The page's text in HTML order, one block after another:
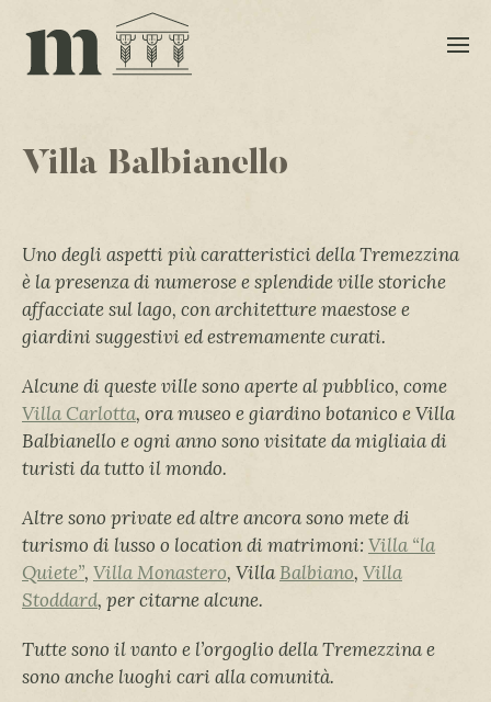
Villa Balbianello
Uno degli aspetti più caratteristici della Tremezzina
è la presenza di numerose e splendide ville storiche
affacciate sul lago, con architetture maestose e
giardini suggestivi ed estremamente curati.
Alcune di queste ville sono aperte al pubblico, come
Villa Carlotta, ora museo e giardino botanico e Villa
Balbianello e ogni anno sono visitate da migliaia di
turisti da tutto il mondo.
Altre sono private ed altre ancora sono mete di
turismo di lusso o location di matrimoni: Villa “la
Quiete”, Villa Monastero, Villa Balbiano, Villa
Stoddard, per citarne alcune.
Tutte sono il vanto e l’orgoglio della Tremezzina e
sono anche luoghi cari alla comunità.